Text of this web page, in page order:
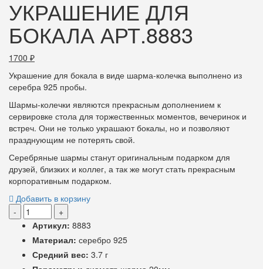
УКРАШЕНИЕ ДЛЯ
БОКАЛА АРТ.8883
1700 ₽
Украшение для бокала в виде шарма-колечка выполнено из
серебра 925 пробы.
Шармы-колечки являются прекрасным дополнением к
сервировке стола для торжественных моментов, вечеринок и
встреч. Они не только украшают бокалы, но и позволяют
празднующим не потерять свой.
Серебряные шармы станут оригинальным подарком для
друзей, близких и коллег, а так же могут стать прекрасным
корпоративным подарком.
Добавить в корзину
-
+
Артикул: 8883
Материал: серебро 925
Средний вес: 3.7 г